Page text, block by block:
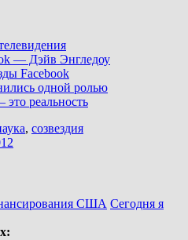
— Дэйв Энгледоу
Facebook
одной ролью
реальность
, созвездия
США Сегодня я